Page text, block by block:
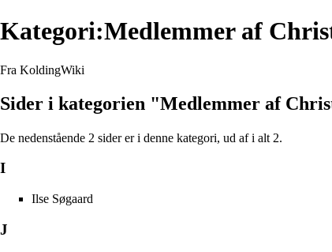
Kategori:Medlemmer af
Fra KoldingWiki
Sider i kategorien "Medlemmer af
De nedenstående 2 sider er i denne kategori, ud af i alt 2.
I
Ilse Søgaard
J